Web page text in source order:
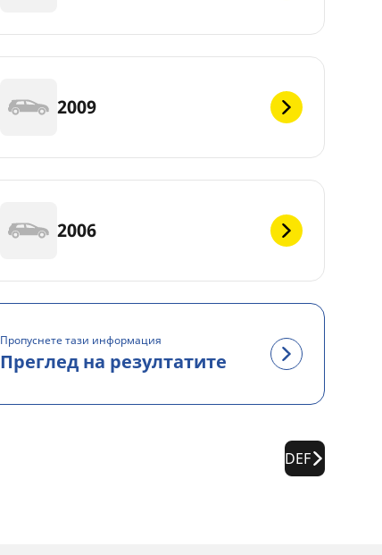
2009
2006
Пропуснете тази информация
Преглед на резултатите
DEF